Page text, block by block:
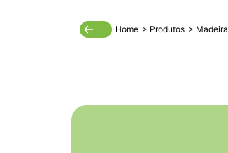
Home > Produtos > Madeira